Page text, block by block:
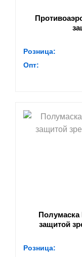
Розница:
Опт:
Полумаска
защитой
Розница: